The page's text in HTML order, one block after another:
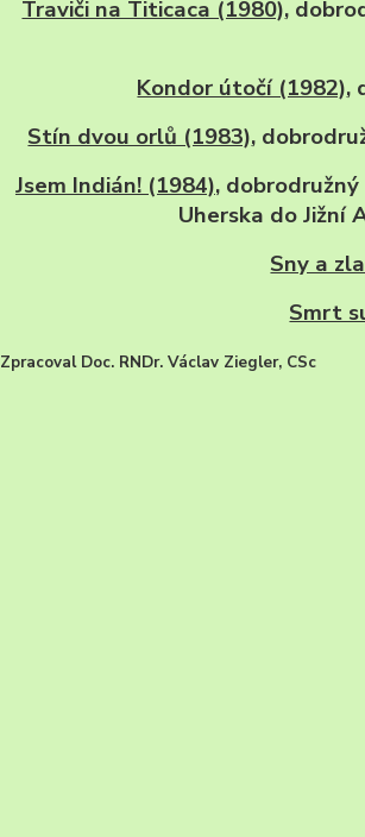
Traviči na Titicaca (1980),
Kondor útočí (1982),
Stín dvou orlů (1983),
Jsem Indián! (1984),
Uherska do Jižní
Sny a
Smrt
Zpracoval Doc. RNDr. Václav Ziegler, CSc